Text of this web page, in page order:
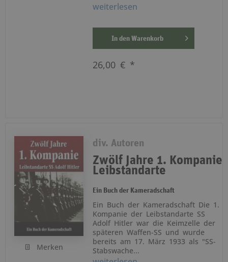
weiterlesen
In den Warenkorb
26,00 € *
Merken
div. Autoren
Zwölf Jahre 1. Kompanie
Leibstandarte
Ein Buch der Kameradschaft
Ein Buch der Kameradschaft Die 1.
Kompanie der Leibstandarte SS
Adolf Hitler war die Keimzelle der
späteren Waffen-SS und wurde
bereits am 17. März 1933 als "SS-
Stabswache...